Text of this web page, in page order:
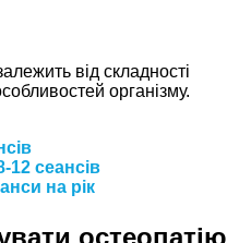
від складності
організму.
12 сеансів
на рік